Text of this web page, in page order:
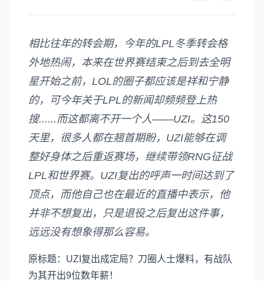
相比往年的转会期，今年的LPL冬季转会格
外地热闹，本来在世界赛结束之后到去全明
星开始之前，LOL的圈子都应该是祥和宁静
的，可今年关于LPL的新闻却频频登上热
搜......而这都离不开一个人——UZI。这150
天里，很多人都在翘首期盼，UZI能够在调
整好身体之后重返赛场，继续带领RNG征战
LPL和世界赛。UZI复出的呼声一时间达到了
顶点，而他自己也在最近的直播中表示，他
并非不想复出，只是退役之后复出这件事，
远远没有想象得那么容易。
原标题：UZI复出成定局？刀圈人士爆料，有战队
为其开出9位数年薪！